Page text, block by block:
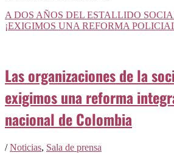
A DOS AÑOS DEL ESTALLIDO
¡EXIGIMOS UNA REFORMA
Las organizaciones de la
exigimos una reforma
nacional de Colombia
/Noticias, Sala de prensa